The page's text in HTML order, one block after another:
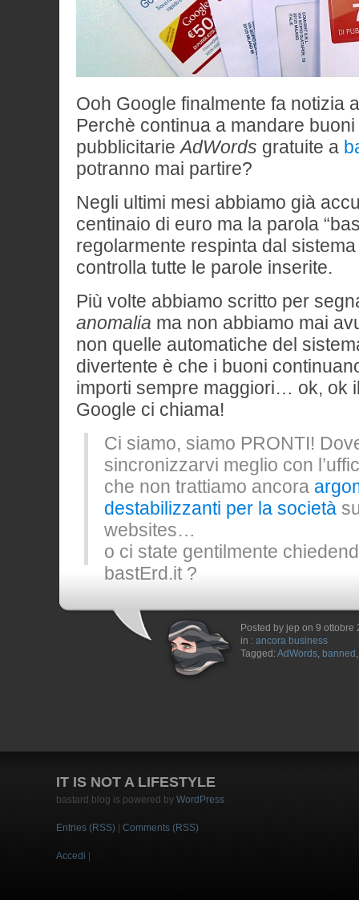
Ooh Google finalmente fa notizia
Perchè continua a mandare
pubblicitarieAdWords gratuite a
potranno mai partire?
Negli ultimi mesi abbiamo già
centinaio di euro ma la parola
regolarmente respinta dal
controlla tutte le parole inserite.
Più volte abbiamo scritto per
anomalia ma non abbiamo mai
non quelle automatiche del
divertente è che i buoni
importi sempre maggiori… ok, ok
Google ci chiama!
Ci siamo, siamo PRONTI!
sincronizzarvi meglio con
che non trattiamo ancora
destabilizzanti per la società
websites…
o ci state gentilmente
bastErd.it ?
Posted by jep on 9 ottobre
in : ancora business
Tagged: AdWords, banned
IT IS NOT A LIFESTYLE
bastard blog is powered by WordPress
Entries (RSS) Comments (RSS)
Accedi